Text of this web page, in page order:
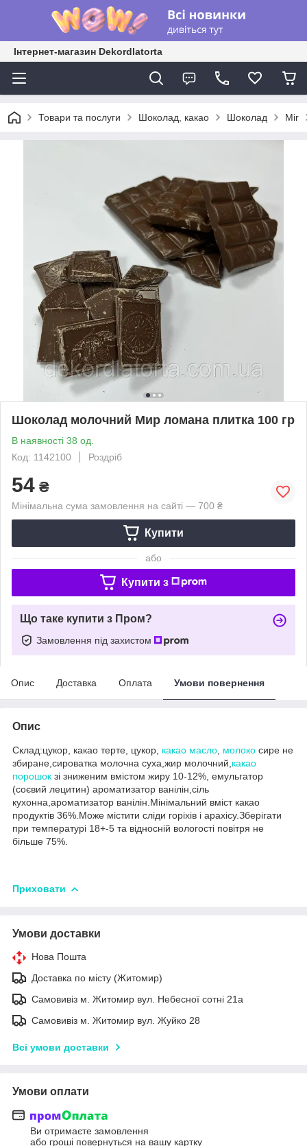
Інтернет-магазин Dekordlatorta
Товари та послуги Шоколад, какао Шоколад Mir
Шоколад молочний Мир ломана плитка 100 гр
В наявності 38 од.
Код: 1142100
Роздріб
54 ₴
Мінімальна сума замовлення на сайті — 700 ₴
Купити
або
Купити з
Що таке купити з Пром?
Замовлення під захистом
Опис Доставка Оплата Умови повернення
Опис
Склад:цукор, какао терте, цукор, какао масло молоко сире не
збиране,сироватка молочна суха,жир молочний, какао
порошок зі зниженим вмістом жиру 10-12%, емульгатор
(соєвий лецитин) ароматизатор ванілін,сіль
кухонна,ароматизатор ванілін.Мінімальний вміст какао
продуктів 36%.Може містити сліди горіхів і арахісу.Зберігати
при температурі 18+-5 та відносній вологості повітря не
більше 75%.
Приховати
Умови доставки
Нова Пошта
Доставка по місту (Житомир)
Самовивіз м. Житомир вул. Небесної сотні 21а
Самовивіз м. Житомир вул. Жуйко 28
Всі умови доставки
Умови оплати
Ви отримаєте замовлення
або гроші повернуться на вашу картку